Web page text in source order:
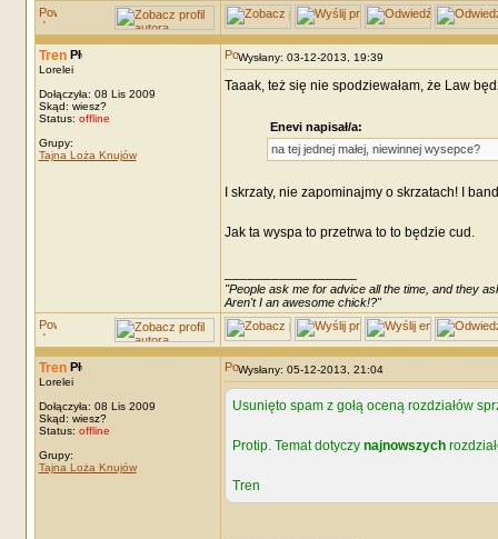
Tren
Lorelei
Dołączyła: 08 Lis 2009
Skąd: wiesz?
Status: offline
Grupy:
Tajna Loża Knujów
Wysłany: 03-12-2013, 19:39
Taaak, też się nie spodziewałam, że Law
Enevi napisał/a:
na tej jednej małej, niewinnej wysepce?
I skrzaty, nie zapominajmy o skrzatach! I
Jak ta wyspa to przetrwa to to będzie cud.
"People ask me for advice all the time, and they
Aren't I an awesome chick!?"
Tren
Lorelei
Dołączyła: 08 Lis 2009
Skąd: wiesz?
Status: offline
Grupy:
Tajna Loża Knujów
Wysłany: 05-12-2013, 21:04
Usunięto spam z gołą oceną rozdziałów
Protip. Temat dotyczy najnowszych
Tren